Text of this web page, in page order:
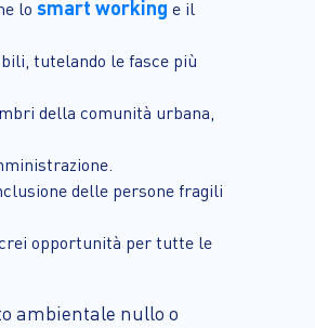
lo smart working e il
tutelando le fasce più
della comunità urbana,
delle persone fragili
opportunità per tutte le
ambientale nullo o